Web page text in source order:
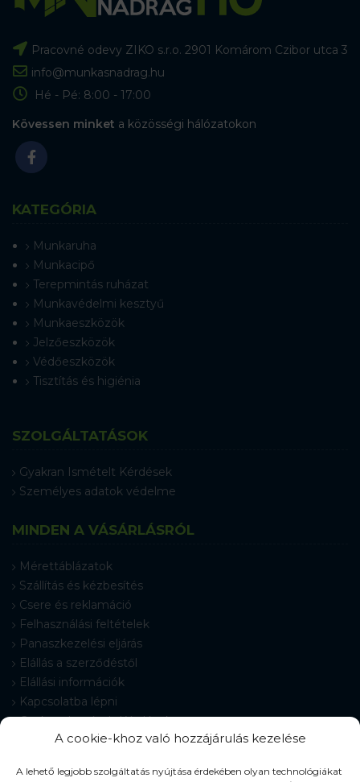
A cookie-khoz való hozzájárulás kezelése
A lehető legjobb szolgáltatás nyújtása érdekében olyan technológiákat
Pracovné odevy ZIKO s.r.o. 2901 Komárom Czibor utca 3
info@munkasnadrag.hu
Hé - Pé: 8:00 - 17:00
Kövessen minket a közösségi hálózatokon
KATEGÓRIA
Munkaruha
Munkacipő
Terepmintás ruházat
Munkavédelmi kesztyű
Munkaeszközök
Jelzőeszközök
Védőeszközök
Tisztítás és higiénia
SZOLGÁLTATÁSOK
Gyakran Ismételt Kérdések
Személyes adatok védelme
MINDEN A VÁSÁRLÁSRÓL
Mérettáblázatok
Szállítás és kézbesítés
Csere és reklamáció
Felhasználási feltételek
Panaszkezelési eljárás
Elállás a szerződéstől
Elállási információk
Kapcsolatba lépni
Gyakran Ismételt Kérdések
Cookie-beállítások